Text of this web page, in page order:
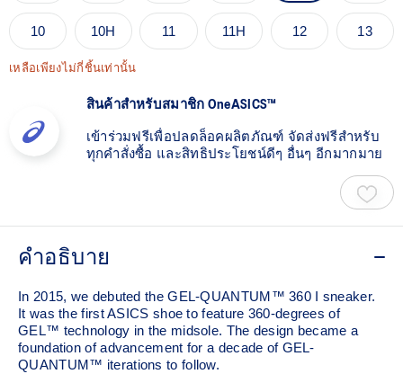
10 10H 11 11H 12 13
เหลือเพียงไม่กี่ชิ้นเท่านั้น
สินค้าสำหรับสมาชิก OneASICS™
เข้าร่วมฟรีเพื่อปลดล็อคผลิตภัณฑ์ จัดส่งฟรีสำหรับ
ทุกคำสั่งซื้อ และสิทธิประโยชน์ดีๆ อื่นๆ อีกมากมาย
คำอธิบาย
In 2015, we debuted the GEL-QUANTUM™ 360 I sneaker.
It was the first ASICS shoe to feature 360-degrees of
GEL™ technology in the midsole. The design became a
foundation of advancement for a decade of GEL-
QUANTUM™ iterations to follow.